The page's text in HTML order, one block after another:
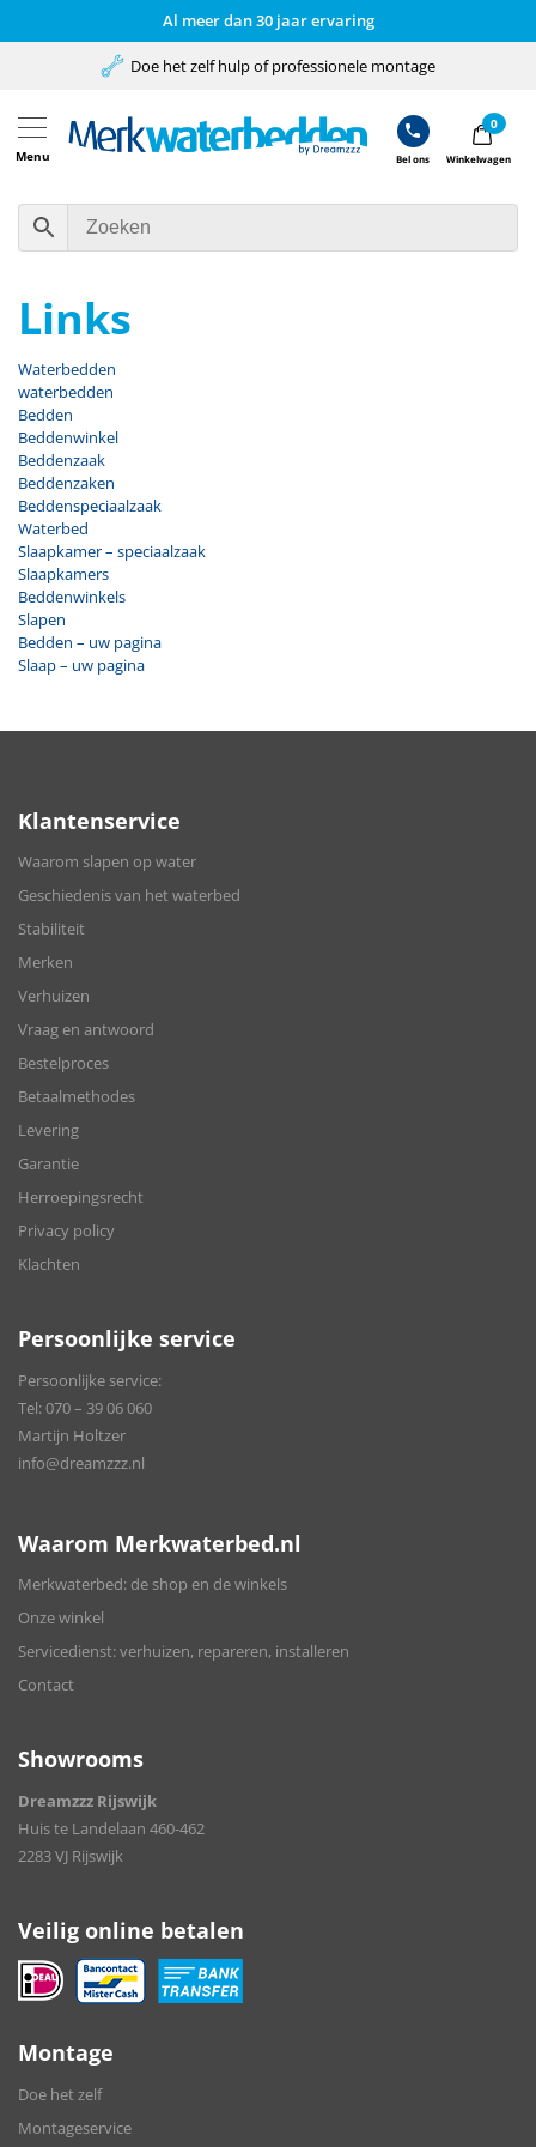
Al meer dan 30 jaar ervaring
Menu Bel ons
0
Winkelwagen
Doe het zelf hulp of professionele montage
Links
Waterbedden
waterbedden
Bedden
Beddenwinkel
Beddenzaak
Beddenzaken
Beddenspeciaalzaak
Waterbed
Slaapkamer – speciaalzaak
Slaapkamers
Beddenwinkels
Slapen
Bedden – uw pagina
Slaap – uw pagina
Klantenservice
Waarom slapen op water
Geschiedenis van het waterbed
Stabiliteit
Merken
Verhuizen
Vraag en antwoord
Bestelproces
Betaalmethodes
Levering
Garantie
Herroepingsrecht
Privacy policy
Klachten
Persoonlijke service
Persoonlijke service:
Tel:070 – 39 06 060
Martijn Holtzer
info@dreamzzz.nl
Waarom Merkwaterbed.nl
Merkwaterbed: de shop en de winkels
Onze winkel
Servicedienst: verhuizen, repareren, installeren
Contact
Showrooms
Dreamzzz Rijswijk
Huis te Landelaan 460-462
2283 VJ Rijswijk
Veilig online betalen
Montage
Doe het zelf
Montageservice